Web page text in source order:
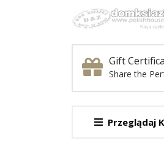
Gift
Share the
Przeglądaj